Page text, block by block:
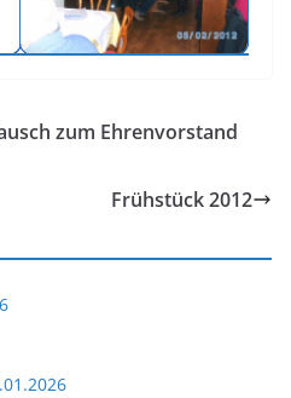
zum Ehrenvorstand
Frühstück 2012